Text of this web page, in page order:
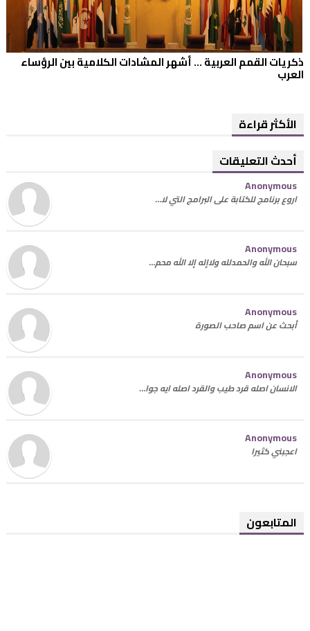
ذكريات القمم العربية ... أشهر المشادات الكلامية بين الرؤساء
العرب
الأكثر قراءة
أحدث التعليقات
Anonymous
اروع برنامج للكتابة على البرامج التي لا…
Anonymous
سبحان الله والحمدلله ولاإله إلا الله محم…
Anonymous
أبحث عن اسم صاحب الصورة
Anonymous
الانسان اصله قرد طيب والقرد اصله ايه جوا…
Anonymous
اعجبني كثيرا
المتابعون